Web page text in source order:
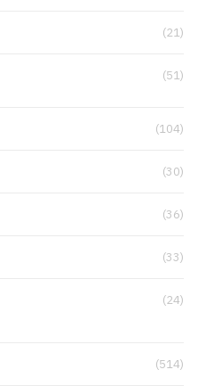
(21)
(51)
(104)
(30)
(36)
(33)
(24)
(514)